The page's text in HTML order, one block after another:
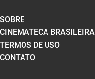
SOBRE
CINEMATECA BRASILEIRA
TERMOS DE USO
CONTATO